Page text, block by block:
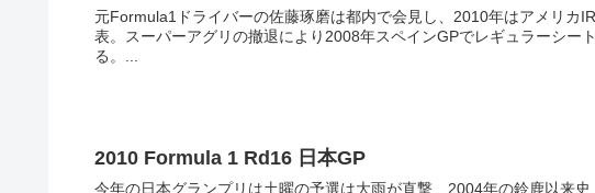
元Formula1ドライバーの佐藤琢磨は都内で会見し、2010年はアメリカ
表。スーパーアグリの撤退により2008年スペインGPでレギュラーシー
る。...
2010 Formula 1 Rd16 日本GP
今年の日本グランプリは土曜の予選は大雨が直撃、2004年の鈴鹿以来